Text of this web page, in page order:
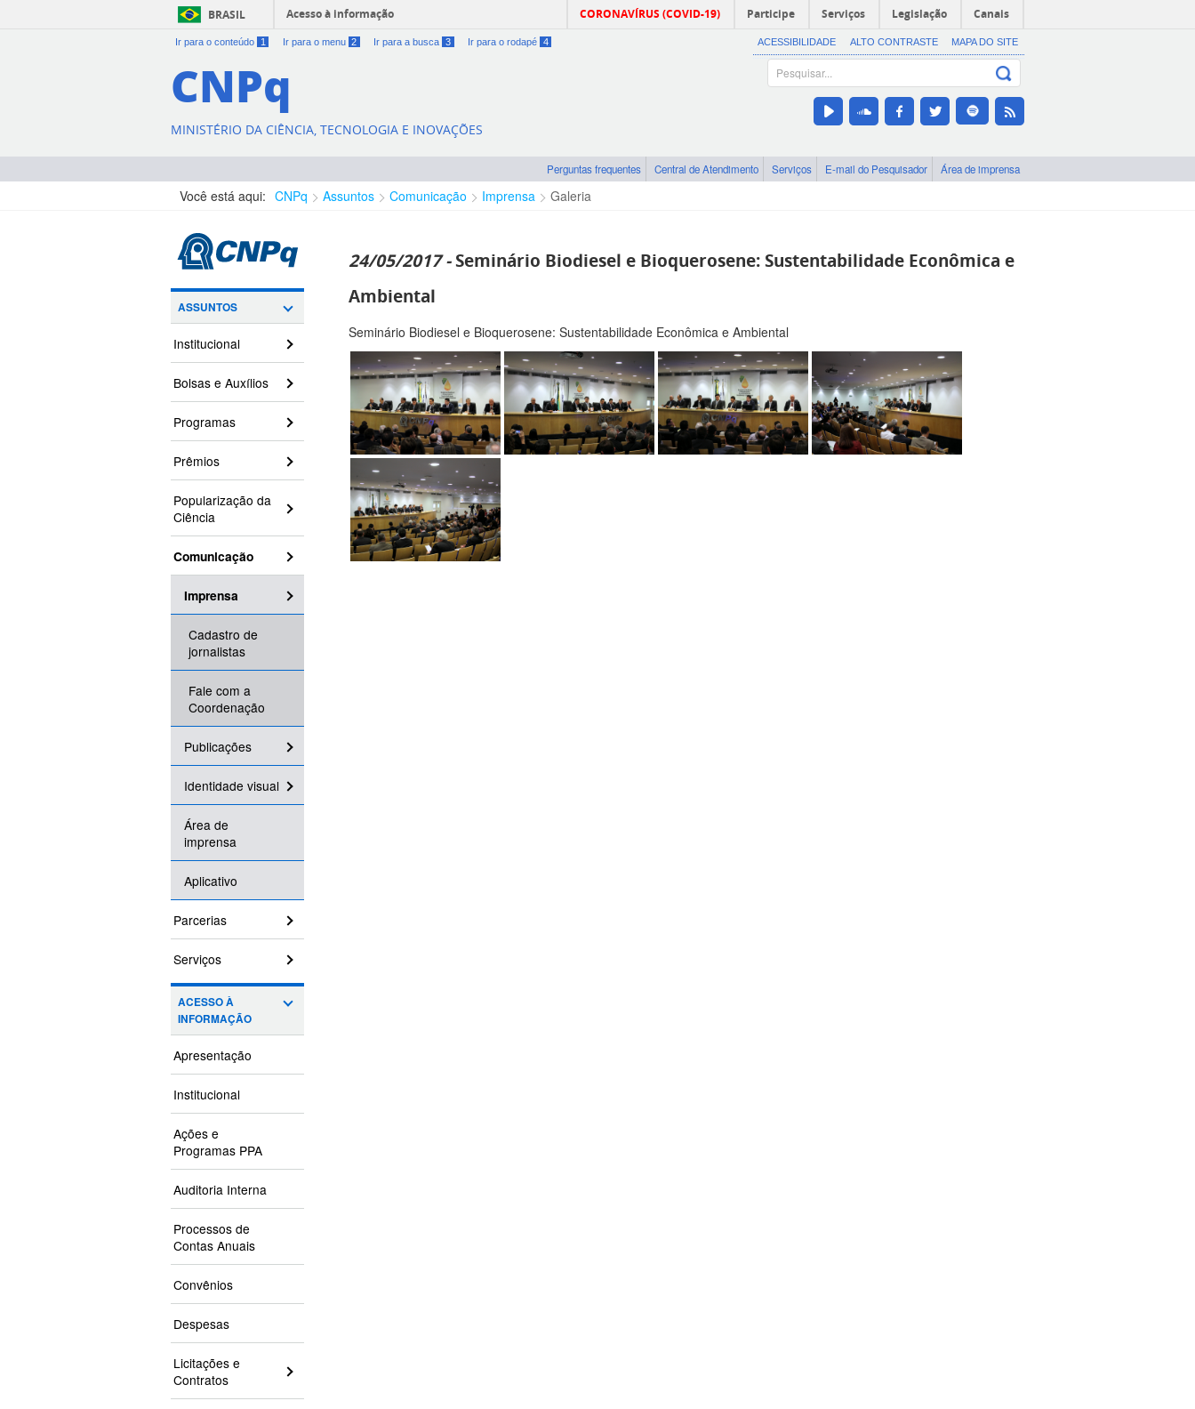
BRASIL Acesso à informação CORONAVÍRUS (COVID-19) Participe Serviços Legislação Canais
Ir para o conteúdo 1 Ir para o menu 2 Ir para a busca 3 Ir para o rodapé 4 ACESSIBILIDADE ALTO CONTRASTE MAPA DO SITE
CNPq
MINISTÉRIO DA CIÊNCIA, TECNOLOGIA E INOVAÇÕES
Perguntas frequentes Central de Atendimento Serviços E-mail do Pesquisador Área de imprensa
Você está aqui: CNPq Assuntos Comunicação Imprensa Galeria
ASSUNTOS
Institucional
Bolsas e Auxílios
Programas
Prêmios
Popularização da
Ciência
Comunicação
Imprensa
Cadastro de
jornalistas
Fale com a
Coordenação
Publicações
Identidade visual
Área de
imprensa
Aplicativo
Parcerias
Serviços
ACESSO À
INFORMAÇÃO
Apresentação
Institucional
Ações e
Programas PPA
Auditoria Interna
Processos de
Contas Anuais
Convênios
Despesas
Licitações e
Contratos
24/05/2017 -Seminário Biodiesel e Bioquerosene: Sustentabilidade Econômica e
Ambiental
Seminário Biodiesel e Bioquerosene: Sustentabilidade Econômica e Ambiental